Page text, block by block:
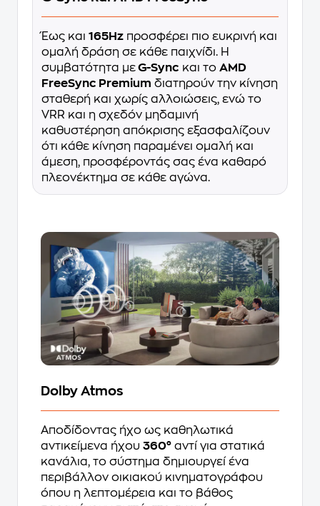
Έως και 165Hz προσφέρει πιο ευκρινή και
ομαλή δράση σε κάθε παιχνίδι. Η
συμβατότητα μεG-Sync και το AMD
FreeSync Premium διατηρούν την κίνηση
σταθερή και χωρίς αλλοιώσεις, ενώ το
VRR και η σχεδόν μηδαμινή
καθυστέρηση απόκρισης εξασφαλίζουν
ότι κάθε κίνηση παραμένει ομαλή και
άμεση, προσφέροντάς σας ένα καθαρό
πλεονέκτημα σε κάθε αγώνα.
Dolby Atmos
Αποδίδοντας ήχο ως καθηλωτικά
αντικείμενα ήχου 360° αντί για στατικά
κανάλια, το σύστημα δημιουργεί ένα
περιβάλλον οικιακού κινηματογράφου
όπου η λεπτομέρεια και το βάθος